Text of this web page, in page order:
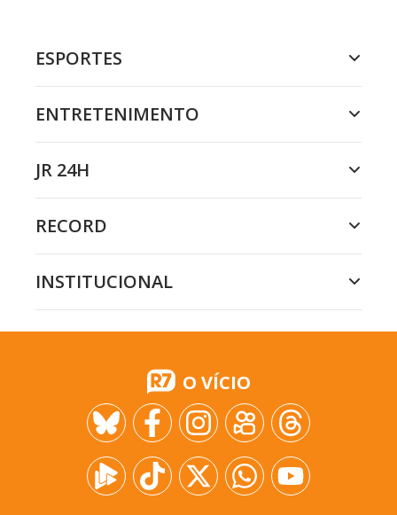
ESPORTES
ENTRETENIMENTO
JR 24H
RECORD
INSTITUCIONAL
O VÍCIO